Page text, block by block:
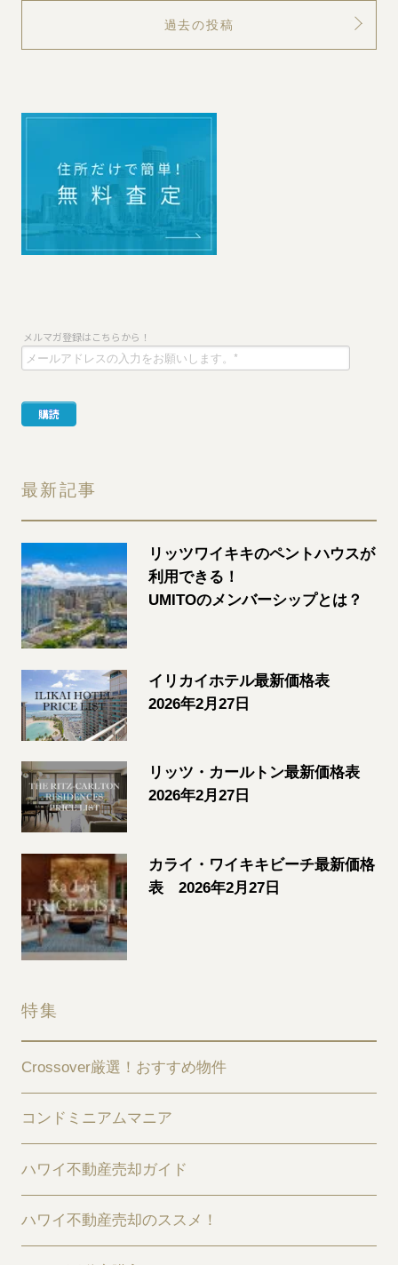
過去の投稿
最新記事
リッツワイキキのペントハウスが
利用できる！
UMITOのメンバーシップとは？
イリカイホテル最新価格表
2026年2月27日
リッツ・カールトン最新価格表
2026年2月27日
カライ・ワイキキビーチ最新価格
表 2026年2月27日
特集
Crossover厳選！おすすめ物件
コンドミニアムマニア
ハワイ不動産売却ガイド
ハワイ不動産売却のススメ！